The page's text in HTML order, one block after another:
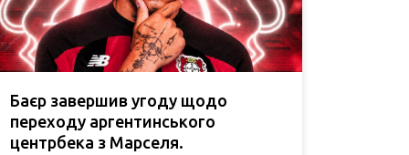
Баєр завершив угоду щодо
переходу аргентинського
центрбека з Марселя.